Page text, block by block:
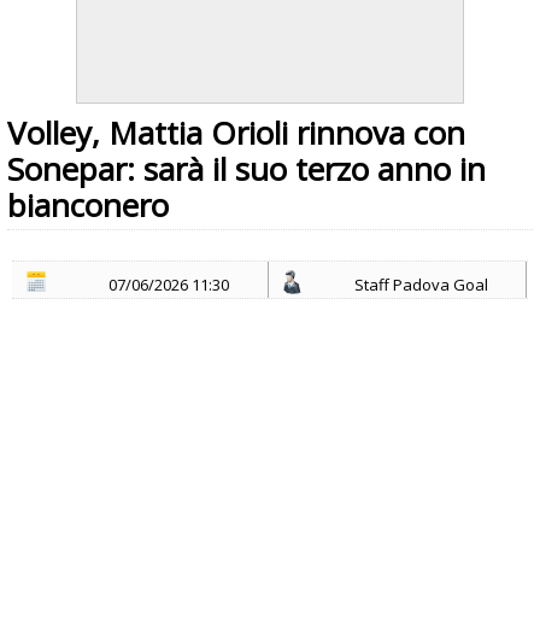
Volley, Mattia Orioli rinnova con
Sonepar: sarà il suo terzo anno in
bianconero
07/06/2026 11:30 Staff Padova Goal